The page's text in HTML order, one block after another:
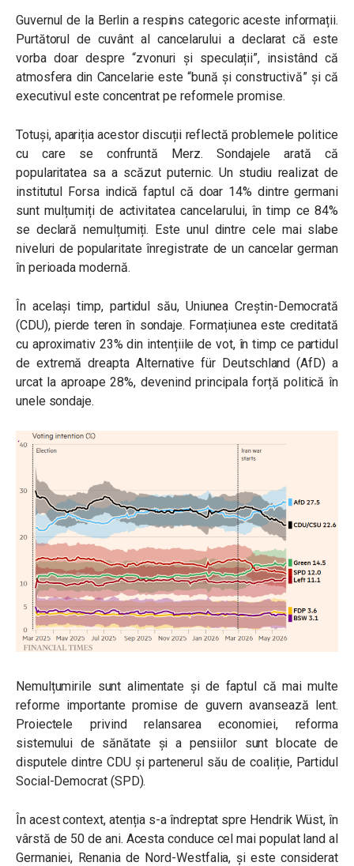
Guvernul de la Berlin a respins categoric aceste informații.
Purtătorul de cuvânt al cancelarului a declarat că este
vorba doar despre “zvonuri și speculații”, insistând că
atmosfera din Cancelarie este “bună și constructivă” și că
executivul este concentrat pe reformele promise.
Totuși, apariția acestor discuții reflectă problemele politice
cu care se confruntă Merz. Sondajele arată că
popularitatea sa a scăzut puternic. Un studiu realizat de
institutul Forsa indică faptul că doar 14% dintre germani
sunt mulțumiți de activitatea cancelarului, în timp ce 84%
se declară nemulțumiți. Este unul dintre cele mai slabe
niveluri de popularitate înregistrate de un cancelar german
în perioada modernă.
În același timp, partidul său, Uniunea Creștin-Democrată
(CDU), pierde teren în sondaje. Formațiunea este creditată
cu aproximativ 23% din intențiile de vot, în timp ce partidul
de extremă dreapta Alternative für Deutschland (AfD) a
urcat la aproape 28%, devenind principala forță politică în
unele sondaje.
Nemulțumirile sunt alimentate și de faptul că mai multe
reforme importante promise de guvern avansează lent.
Proiectele privind relansarea economiei, reforma
sistemului de sănătate și a pensiilor sunt blocate de
disputele dintre CDU și partenerul său de coaliție, Partidul
Social-Democrat (SPD).
În acest context, atenția s-a îndreptat spre Hendrik Wüst, în
vârstă de 50 de ani. Acesta conduce cel mai populat land al
Germaniei, Renania de Nord-Westfalia, și este considerat